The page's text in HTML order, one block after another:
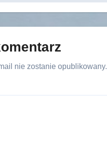
nie zostanie opublikowany.